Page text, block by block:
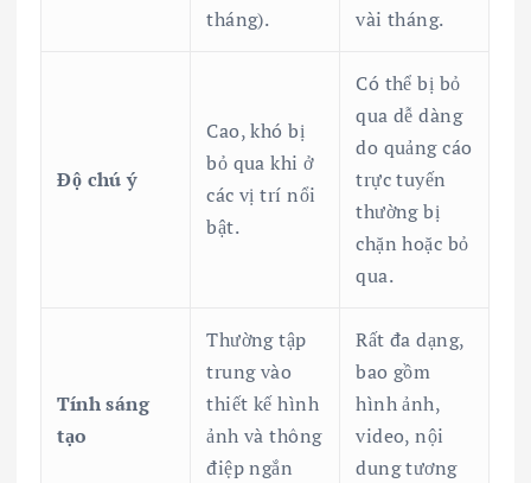
tháng).
vài tháng.
Độ chú ý
Cao, khó bị
bỏ qua khi ở
các vị trí nổi
bật.
Có thể bị bỏ
qua dễ dàng
do quảng cáo
trực tuyến
thường bị
chặn hoặc bỏ
qua.
Tính sáng
tạo
Thường tập
trung vào
thiết kế hình
ảnh và thông
điệp ngắn
Rất đa dạng,
bao gồm
hình ảnh,
video, nội
dung tương